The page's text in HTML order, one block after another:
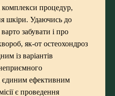
комплекси процедур,
шкіри. Удаючись до
забувати і про
як-от остеохондроз
із варіантів
єдиним ефективним
є проведення